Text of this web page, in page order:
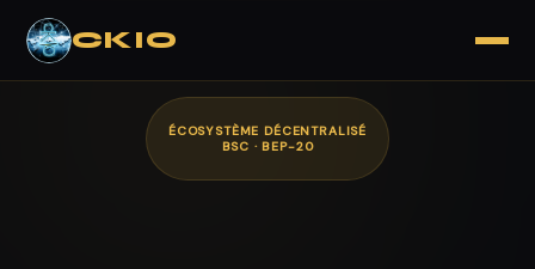
CKIO
ÉCOSYSTÈME DÉCENTRALISÉ
BSC · BEP-20